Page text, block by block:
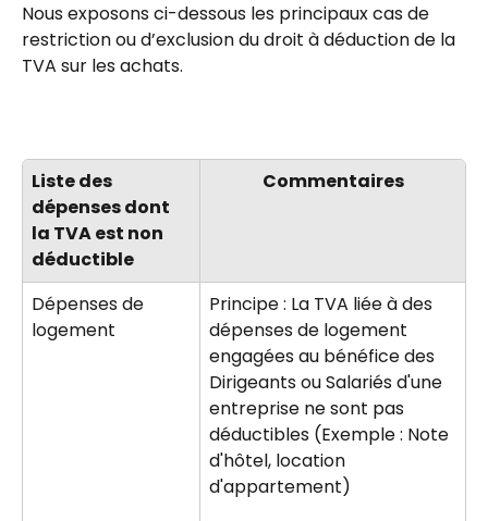
Nous exposons ci-dessous les principaux cas de
restriction ou d’exclusion du droit à déduction de la
TVA sur les achats.
Liste des
dépenses dont
la TVA est non
déductible
Commentaires
Dépenses de
logement
Principe : La TVA liée à des
dépenses de logement
engagées au bénéfice des
Dirigeants ou Salariés d'une
entreprise ne sont pas
déductibles (Exemple : Note
d'hôtel, location
d'appartement)